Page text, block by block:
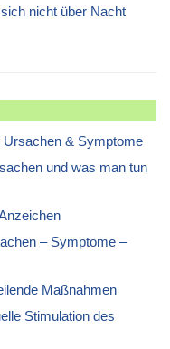
nicht über Nacht
Ursachen & Symptome
und was man tun
– Symptome –
Maßnahmen
Stimulation des